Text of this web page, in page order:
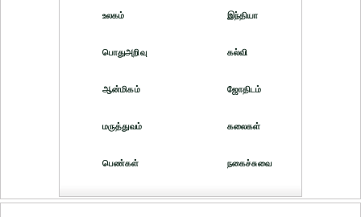
உலகம்
பொதுஅறிவு
ஆன்மிகம்
மருத்துவம்
பெண்கள்
இந்தியா
கல்வி
ஜோதிடம்
கலைகள்
நகைச்சுவை